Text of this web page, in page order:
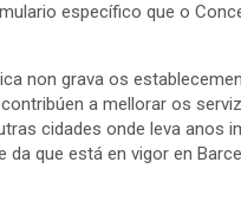
específico que o
non grava os
a mellorar os
cidades onde leva anos
da que está en vigor en